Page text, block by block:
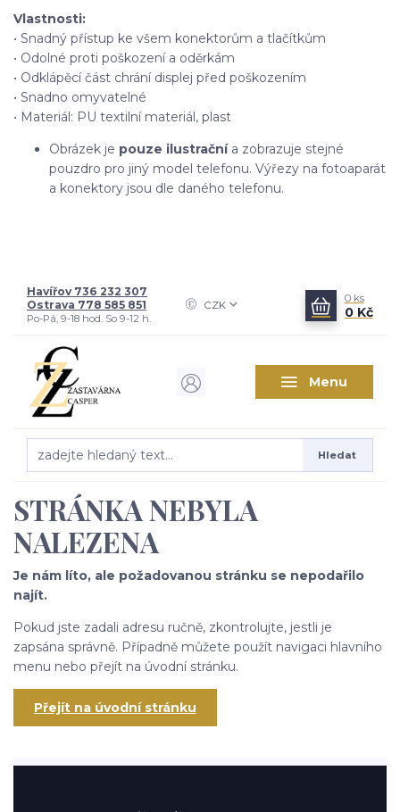
Vlastnosti:
• Snadný přístup ke všem konektorům a tlačítkům
• Odolné proti poškození a oděrkám
• Odklápěcí část chrání displej před poškozením
• Snadno omyvatelné
• Materiál: PU textilní materiál, plast
Obrázek je pouze ilustrační a zobrazuje stejné
pouzdro pro jiný model telefonu. Výřezy na fotoaparát
a konektory jsou dle daného telefonu.
Menu
CZK
Hledat
Havířov 736 232 307
Ostrava 778 585 851
Po-Pá, 9-18 hod. So 9-12 h.
0 ks
0 Kč
STRÁNKA NEBYLA
NALEZENA
Je nám líto, ale požadovanou stránku se nepodařilo
najít.
Pokud jste zadali adresu ručně, zkontrolujte, jestli je
zapsána správně. Případně můžete použít navigaci hlavního
menu nebo přejít na úvodní stránku.
Přejít na úvodní stránku